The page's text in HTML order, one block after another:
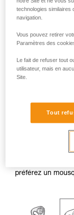
Lorsque le rebord
des bavures ou
peuvent
sangle ou une
préférez un
technologies similaires
navigation.
Vous pouvez retirer
Paramètres des
Le fait de refuser tout
utilisateur, mais en
Site.
Tout